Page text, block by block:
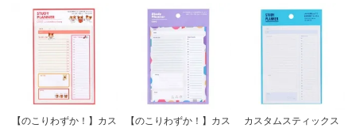
【のこりわずか！】カス
【のこりわずか！】カス
カスタムスティックス